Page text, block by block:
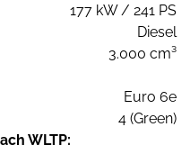
177 kW / 241 PS
Diesel
3.000 cm³
Euro 6e
4 (Green)
WLTP: